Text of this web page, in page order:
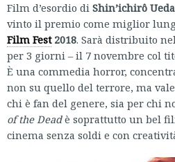
Film d’esordio di Shin’ichirô Ueda
vinto il premio come miglior
Film Fest2018. Sarà distribuito
per 3 giorni – il 7 novembre col
È una commedia horror,
non su quello del terrore, ma
chi è fan del genere, sia per chi
of the Deadè soprattutto un bel
cinema senza soldi e con